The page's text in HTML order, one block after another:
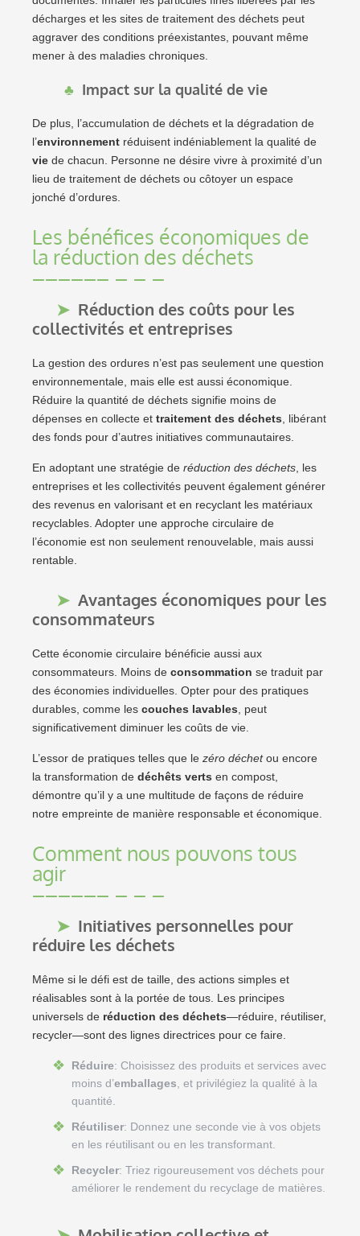
décharges et les sites de traitement des déchets peut
aggraver des conditions préexistantes, pouvant même
mener à des maladies chroniques.
Impact sur la qualité de vie
De plus, l’accumulation de déchets et la dégradation de
l’environnement réduisent indéniablement la qualité de
vie de chacun. Personne ne désire vivre à proximité d’un
lieu de traitement de déchets ou côtoyer un espace
jonché d’ordures.
Les bénéfices économiques de
la réduction des déchets
Réduction des coûts pour les
collectivités et entreprises
La gestion des ordures n’est pas seulement une question
environnementale, mais elle est aussi économique.
Réduire la quantité de déchets signifie moins de
dépenses en collecte et traitement des déchets, libérant
des fonds pour d’autres initiatives communautaires.
En adoptant une stratégie de réduction des déchets, les
entreprises et les collectivités peuvent également générer
des revenus en valorisant et en recyclant les matériaux
recyclables. Adopter une approche circulaire de
l’économie est non seulement renouvelable, mais aussi
rentable.
Avantages économiques pour les
consommateurs
Cette économie circulaire bénéficie aussi aux
consommateurs. Moins de consommation se traduit par
des économies individuelles. Opter pour des pratiques
durables, comme les couches lavables, peut
significativement diminuer les coûts de vie.
L’essor de pratiques telles que le zéro déchetou encore
la transformation de déchêts verts en compost,
démontre qu’il y a une multitude de façons de réduire
notre empreinte de manière responsable et économique.
Comment nous pouvons tous
agir
Initiatives personnelles pour
réduire les déchets
Même si le défi est de taille, des actions simples et
réalisables sont à la portée de tous. Les principes
universels de réduction des déchets—réduire, réutiliser,
recycler—sont des lignes directrices pour ce faire.
Réduire: Choisissez des produits et services avec
moins d’emballages, et privilégiez la qualité à la
quantité.
Réutiliser: Donnez une seconde vie à vos objets
en les réutilisant ou en les transformant.
Recycler: Triez rigoureusement vos déchets pour
améliorer le rendement du recyclage de matières.